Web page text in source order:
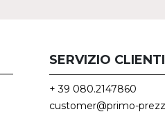
SERVIZIO CLIENTI
+ 39 080.2147860
customer@primo-